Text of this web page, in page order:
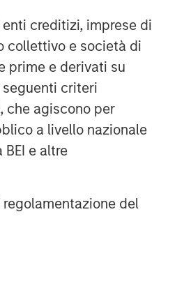
enti creditizi, imprese di
collettivo e società di
prime e derivati su
criteri
che agiscono per
a livello nazionale
e altre
del